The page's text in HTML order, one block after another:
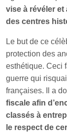
vise à révéler
des centres
Le but de ce
protection des
esthétique. Ceci
guerre qui
françaises. Il a
fiscale afin
classés à
le respect de